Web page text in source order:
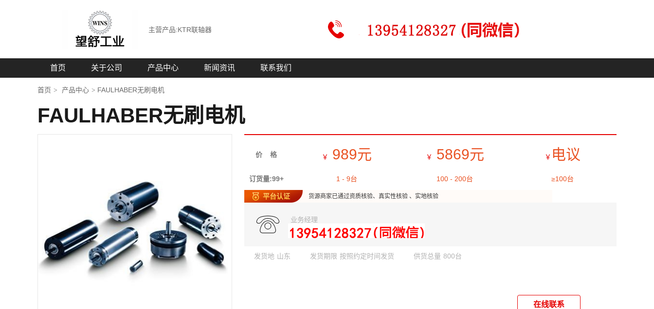
主营产品:KTR联轴器
首页 关于公司 产品中心 新闻资讯 联系我们
首页 > 产品中心 > FAULHABER无刷电机
FAULHABER无刷电机
价 格
订货量:99+
￥ 989元
1 - 9台
￥ 5869元
100 - 200台
￥ 电议
≥100台
平台认证 货源商家已通过资质核验、真实性核验 、实地核验
业务经理
发货地 山东 发货期限 按照约定时间发货 供货总量 800台
在线联系